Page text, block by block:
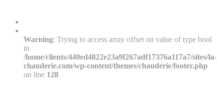
Warning: Trying to access array offset on value of type bool
in
/home/clients/440ed4822e23a9f267adf17376a117a7/sites/la-
chauderie.com/wp-content/themes/chauderie/footer.php
on line 128